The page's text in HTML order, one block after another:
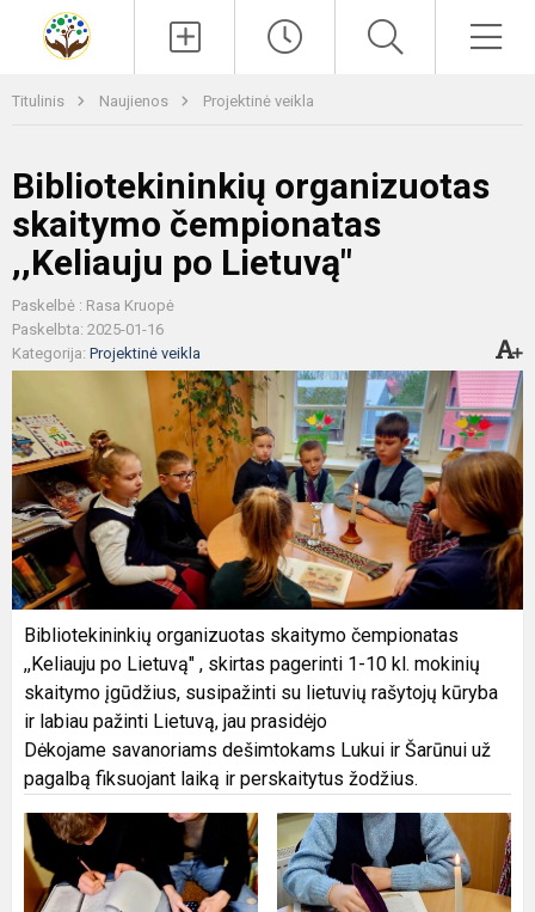
Titulinis Naujienos Projektinė veikla
Bibliotekininkių organizuotas
skaitymo čempionatas
,,Keliauju po Lietuvą"
Paskelbė : Rasa Kruopė
Paskelbta: 2025-01-16
Kategorija: Projektinė veikla
Bibliotekininkių organizuotas skaitymo čempionatas
,,Keliauju po Lietuvą" , skirtas pagerinti 1-10 kl. mokinių
skaitymo įgūdžius, susipažinti su lietuvių rašytojų kūryba
ir labiau pažinti Lietuvą, jau prasidėjo
Dėkojame savanoriams dešimtokams Lukui ir Šarūnui už
pagalbą fiksuojant laiką ir perskaitytus žodžius.